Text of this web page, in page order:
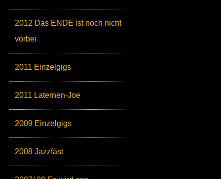
2012 Das ENDE ist noch nicht
vorbei
2011 Einzelgigs
2011 Laternen-Joe
2009 Einzelgigs
2008 Jazzfäst